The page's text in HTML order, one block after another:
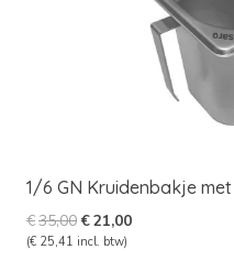
1/6 GN Kruidenbakje
€35,00Oorspronkelijke
prijs
€21,00Huidige
(€ 25,41 incl. btw)